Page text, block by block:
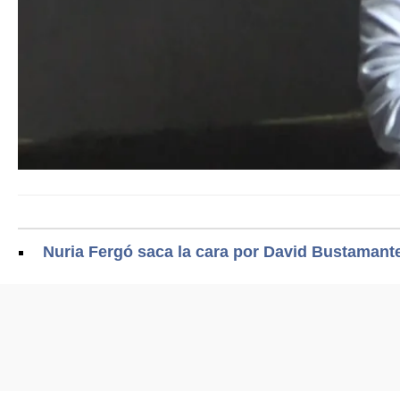
Nuria Fergó saca la cara por David